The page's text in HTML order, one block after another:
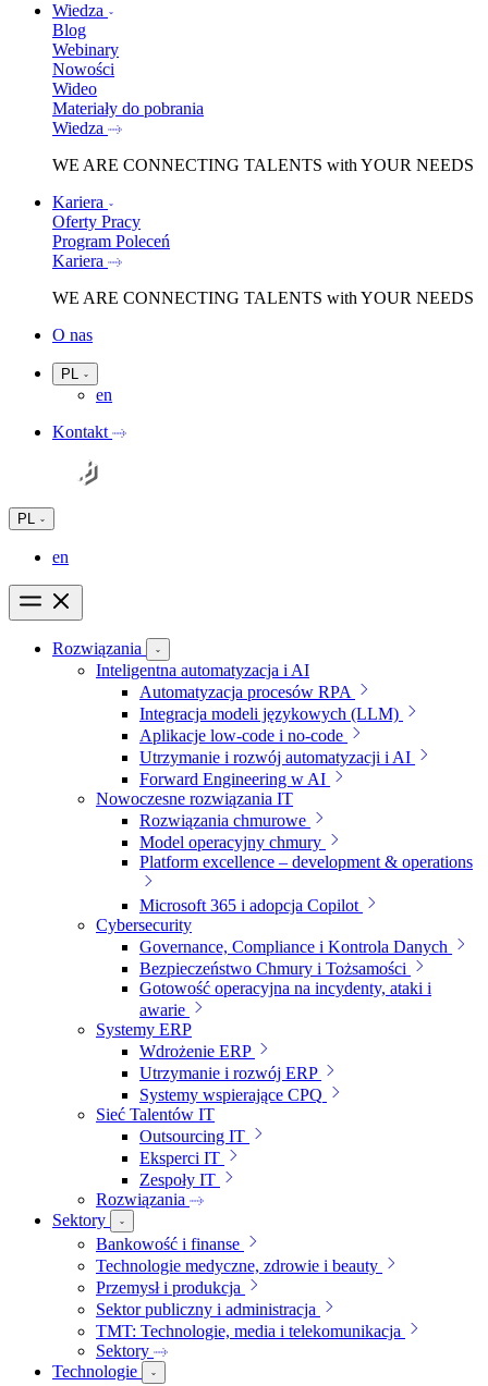
Wiedza
Blog
Webinary
Nowości
Wideo
Materiały do pobrania
Wiedza
WE ARE CONNECTING TALENTS with YOUR NEEDS
Kariera
Oferty Pracy
Program Poleceń
Kariera
WE ARE CONNECTING TALENTS with YOUR NEEDS
O nas
PL
en
Kontakt
PL PL
en
Rozwiązania
Inteligentna automatyzacja i AI
Automatyzacja procesów RPA
Integracja modeli językowych (LLM)
Aplikacje low-code i no-code
Utrzymanie i rozwój automatyzacji i AI
Forward Engineering w AI
Nowoczesne rozwiązania IT
Rozwiązania chmurowe
Model operacyjny chmury
Platform excellence – development & operations
Microsoft 365 i adopcja Copilot
Cybersecurity
Governance, Compliance i Kontrola Danych
Bezpieczeństwo Chmury i Tożsamości
Gotowość operacyjna na incydenty, ataki i
awarie
Systemy ERP
Wdrożenie ERP
Utrzymanie i rozwój ERP
Systemy wspierające CPQ
Sieć Talentów IT
Outsourcing IT
Eksperci IT
Zespoły IT
Rozwiązania
Sektory
Bankowość i finanse
Technologie medyczne, zdrowie i beauty
Przemysł i produkcja
Sektor publiczny i administracja
TMT: Technologie, media i telekomunikacja
Sektory
Technologie